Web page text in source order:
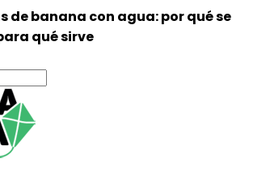
de banana con agua: por qué se
qué sirve